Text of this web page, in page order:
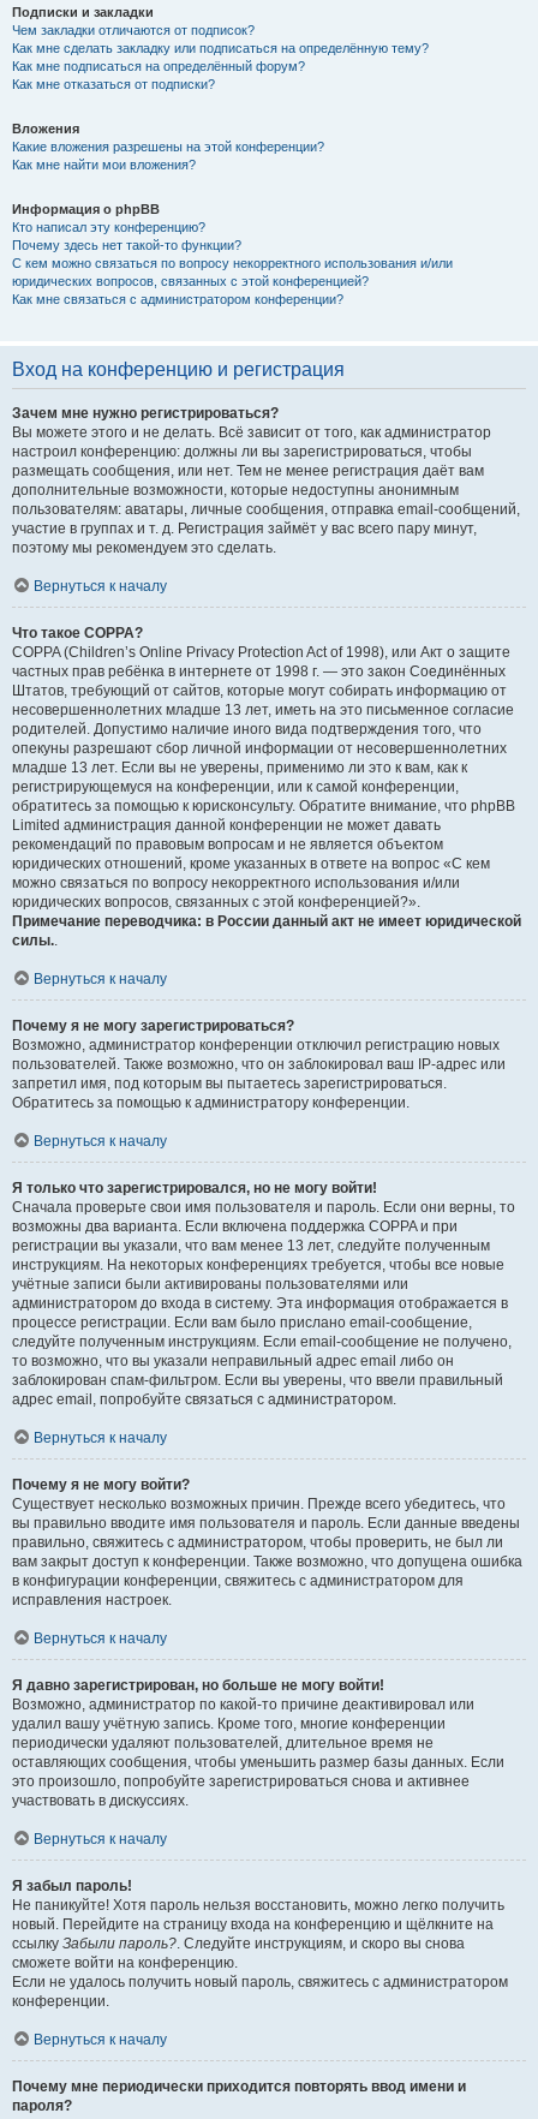
Подписки и закладки
Чем закладки отличаются от подписок?
Как мне сделать закладку или подписаться на определённую тему?
Как мне подписаться на определённый форум?
Как мне отказаться от подписки?
Вложения
Какие вложения разрешены на этой конференции?
Как мне найти мои вложения?
Информация о phpBB
Кто написал эту конференцию?
Почему здесь нет такой-то функции?
С кем можно связаться по вопросу некорректного использования и/или
юридических вопросов, связанных с этой конференцией?
Как мне связаться с администратором конференции?
Вход на конференцию и регистрация
Зачем мне нужно регистрироваться?
Вы можете этого и не делать. Всё зависит от того, как администратор
настроил конференцию: должны ли вы зарегистрироваться, чтобы
размещать сообщения, или нет. Тем не менее регистрация даёт вам
дополнительные возможности, которые недоступны анонимным
пользователям: аватары, личные сообщения, отправка email-сообщений,
участие в группах и т. д. Регистрация займёт у вас всего пару минут,
поэтому мы рекомендуем это сделать.
Вернуться к началу
Что такое COPPA?
COPPA (Children’s Online Privacy Protection Act of 1998), или Акт о защите
частных прав ребёнка в интернете от 1998 г. — это закон Соединённых
Штатов, требующий от сайтов, которые могут собирать информацию от
несовершеннолетних младше 13 лет, иметь на это письменное согласие
родителей. Допустимо наличие иного вида подтверждения того, что
опекуны разрешают сбор личной информации от несовершеннолетних
младше 13 лет. Если вы не уверены, применимо ли это к вам, как к
регистрирующемуся на конференции, или к самой конференции,
обратитесь за помощью к юрисконсульту. Обратите внимание, что phpBB
Limited администрация данной конференции не может давать
рекомендаций по правовым вопросам и не является объектом
юридических отношений, кроме указанных в ответе на вопрос «С кем
можно связаться по вопросу некорректного использования и/или
юридических вопросов, связанных с этой конференцией?».
Примечание переводчика: в России данный акт не имеет юридической
силы..
Вернуться к началу
Почему я не могу зарегистрироваться?
Возможно, администратор конференции отключил регистрацию новых
пользователей. Также возможно, что он заблокировал ваш IP-адрес или
запретил имя, под которым вы пытаетесь зарегистрироваться.
Обратитесь за помощью к администратору конференции.
Вернуться к началу
Я только что зарегистрировался, но не могу войти!
Сначала проверьте свои имя пользователя и пароль. Если они верны, то
возможны два варианта. Если включена поддержка COPPA и при
регистрации вы указали, что вам менее 13 лет, следуйте полученным
инструкциям. На некоторых конференциях требуется, чтобы все новые
учётные записи были активированы пользователями или
администратором до входа в систему. Эта информация отображается в
процессе регистрации. Если вам было прислано email-сообщение,
следуйте полученным инструкциям. Если email-сообщение не получено,
то возможно, что вы указали неправильный адрес email либо он
заблокирован спам-фильтром. Если вы уверены, что ввели правильный
адрес email, попробуйте связаться с администратором.
Вернуться к началу
Почему я не могу войти?
Существует несколько возможных причин. Прежде всего убедитесь, что
вы правильно вводите имя пользователя и пароль. Если данные введены
правильно, свяжитесь с администратором, чтобы проверить, не был ли
вам закрыт доступ к конференции. Также возможно, что допущена ошибка
в конфигурации конференции, свяжитесь с администратором для
исправления настроек.
Вернуться к началу
Я давно зарегистрирован, но больше не могу войти!
Возможно, администратор по какой-то причине деактивировал или
удалил вашу учётную запись. Кроме того, многие конференции
периодически удаляют пользователей, длительное время не
оставляющих сообщения, чтобы уменьшить размер базы данных. Если
это произошло, попробуйте зарегистрироваться снова и активнее
участвовать в дискуссиях.
Вернуться к началу
Я забыл пароль!
Не паникуйте! Хотя пароль нельзя восстановить, можно легко получить
новый. Перейдите на страницу входа на конференцию и щёлкните на
ссылку Забыли пароль?. Следуйте инструкциям, и скоро вы снова
сможете войти на конференцию.
Если не удалось получить новый пароль, свяжитесь с администратором
конференции.
Вернуться к началу
Почему мне периодически приходится повторять ввод имени и
пароля?